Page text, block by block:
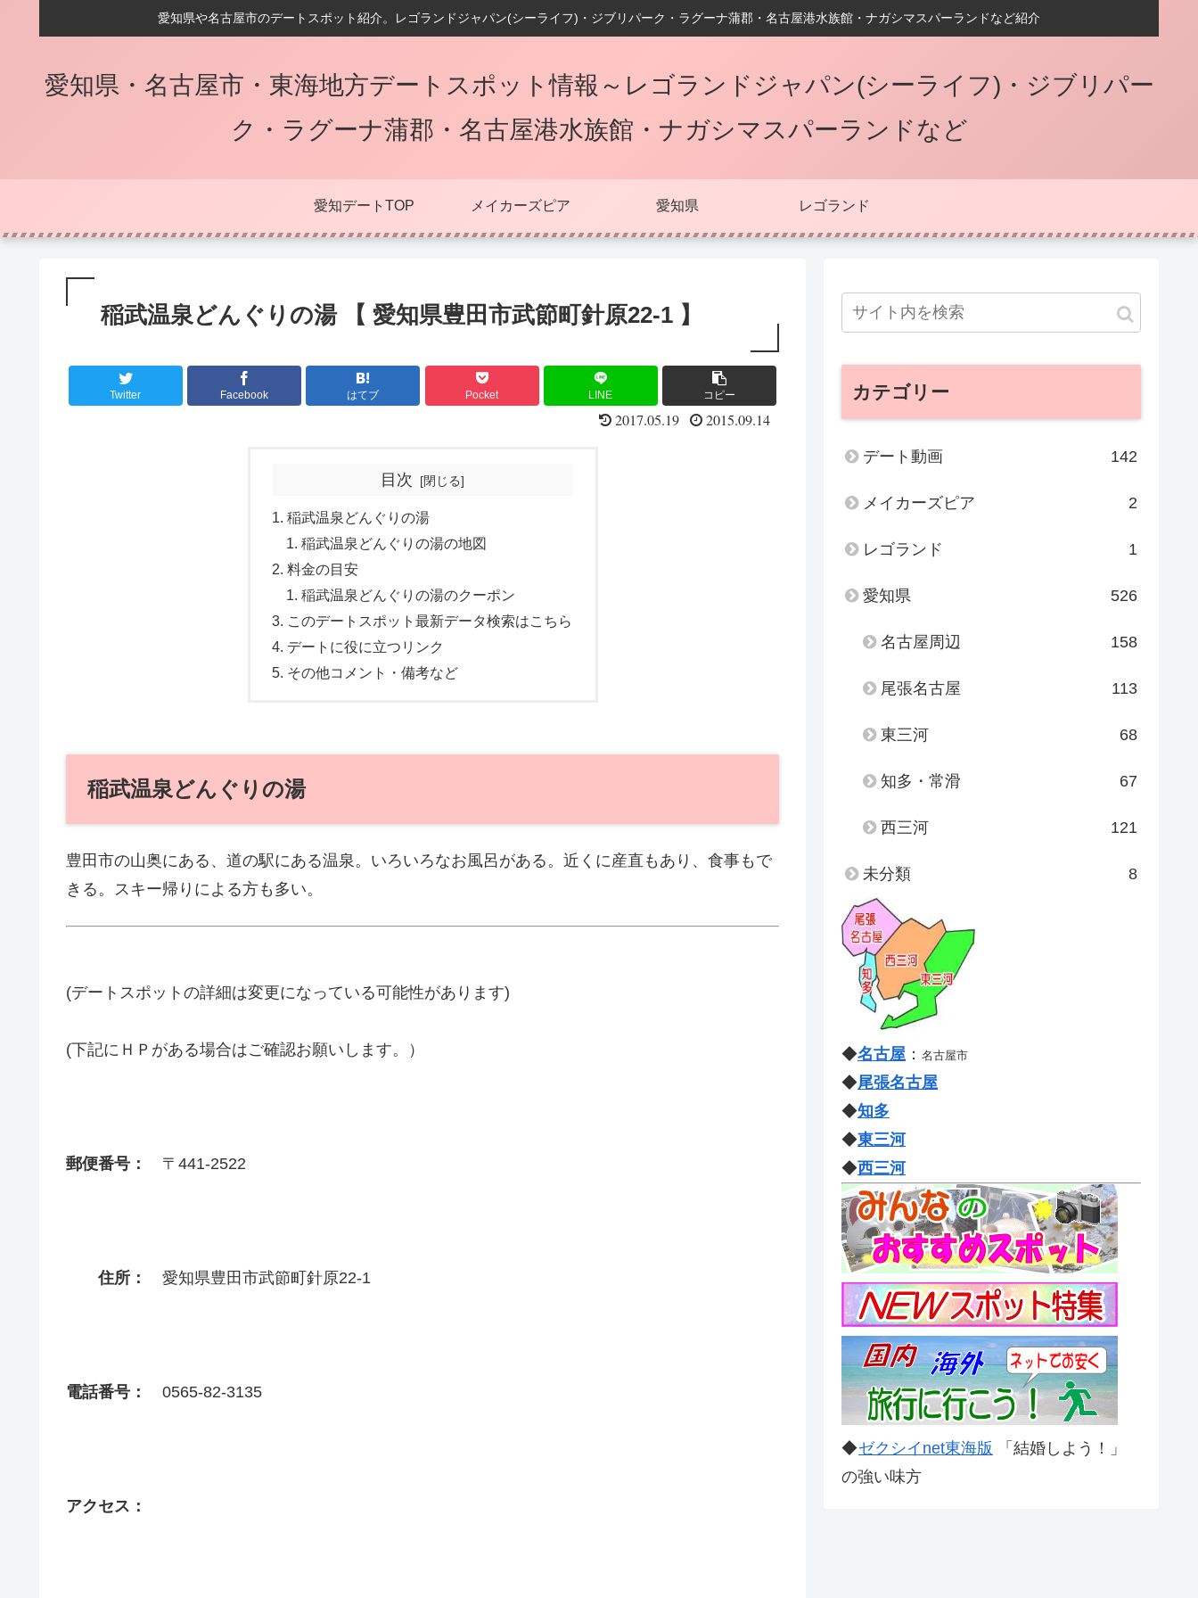
愛知県や名古屋市のデートスポット紹介。レゴランドジャパン(シーライフ)・ジブリパーク・ラグーナ蒲郡・名古屋港水族館・ナガシマスパーランドなど紹介
愛知県・名古屋市・東海地方デートスポット情報～レゴランドジャパン(シーライフ)・ジブリパー
ク・ラグーナ蒲郡・名古屋港水族館・ナガシマスパーランドなど
愛知デートTOP メイカーズピア 愛知県 レゴランド
稲武温泉どんぐりの湯 【 愛知県豊田市武節町針原22-1 】
Twitter Facebook はてブ Pocket LINE コピー
2017.05.19 2015.09.14
目次
稲武温泉どんぐりの湯
稲武温泉どんぐりの湯の地図
料金の目安
稲武温泉どんぐりの湯のクーポン
このデートスポット最新データ検索はこちら
デートに役に立つリンク
その他コメント・備考など
稲武温泉どんぐりの湯
豊田市の山奥にある、道の駅にある温泉。いろいろなお風呂がある。近くに産直もあり、食事もで
きる。スキー帰りによる方も多い。
(デートスポットの詳細は変更になっている可能性があります)
(下記にＨＰがある場合はご確認お願いします。）
郵便番号： 〒441-2522
住所： 愛知県豊田市武節町針原22-1
電話番号： 0565-82-3135
アクセス：
カテゴリー
デート動画 142
メイカーズピア 2
レゴランド 1
愛知県 526
名古屋周辺 158
尾張名古屋 113
東三河 68
知多・常滑 67
西三河 121
未分類 8
◆名古屋 ： 名古屋市
◆尾張名古屋
◆知多
◆東三河
◆西三河
◆ゼクシイnet東海版 「結婚しよう！」
の強い味方